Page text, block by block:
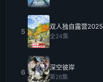
5
双人独自露营2025
全24集
6
深空彼岸
第26集